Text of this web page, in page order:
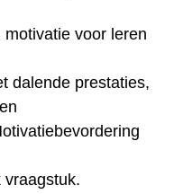
motivatie voor leren
dalende prestaties,
vraagstuk.